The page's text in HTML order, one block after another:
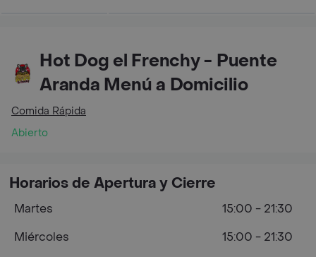
Hot Dog el Frenchy - Puente
Aranda Menú a Domicilio
Comida Rápida
Abierto
Horarios de Apertura y Cierre
Martes
15:00 - 21:30
Miércoles
15:00 - 21:30